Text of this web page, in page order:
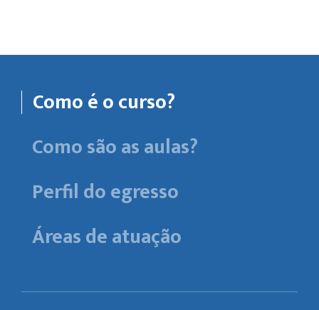
Como é o curso?
Como são as aulas?
Perfil do egresso
Áreas de atuação